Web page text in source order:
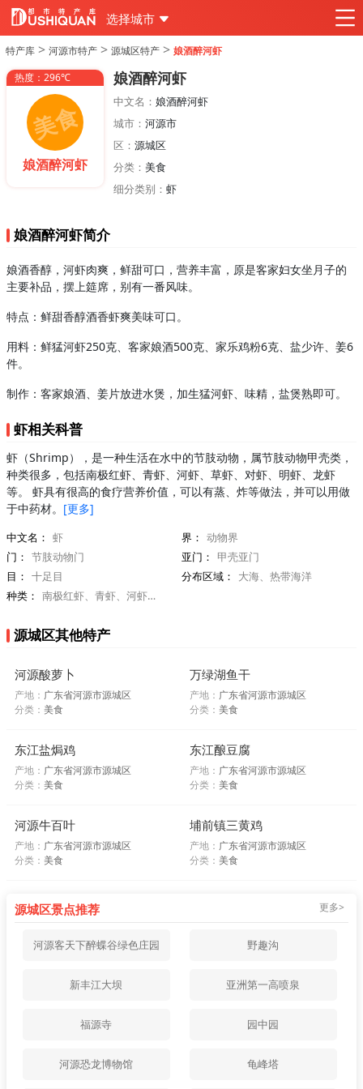
选择城市
特产库 > 河源市特产 > 源城区特产 > 娘酒醉河虾
热度：296℃
娘酒醉河虾
娘酒醉河虾
中文名： 娘酒醉河虾
城市： 河源市
区： 源城区
分类： 美食
细分类别： 虾
娘酒醉河虾简介
娘酒香醇，河虾肉爽，鲜甜可口，营养丰富，原是客家妇女坐月子的
主要补品，摆上筵席，别有一番风味。
特点：鲜甜香醇酒香虾爽美味可口。
用料：鲜猛河虾250克、客家娘酒500克、家乐鸡粉6克、盐少许、姜6
件。
制作：客家娘酒、姜片放进水煲，加生猛河虾、味精，盐煲熟即可。
虾相关科普
虾（Shrimp），是一种生活在水中的节肢动物，属节肢动物甲壳类，
种类很多，包括南极红虾、青虾、河虾、草虾、对虾、明虾、龙虾
等。 虾具有很高的食疗营养价值，可以有蒸、炸等做法，并可以用做
于中药材。 [更多]
中文名： 虾 界： 动物界
门： 节肢动物门 亚门：
甲壳亚门
目： 十足目 分布区域：
大海、热带海洋
种类： 南极红虾、青虾、河虾、对虾
源城区其他特产
河源酸萝卜
产地： 广东省河源市源城区
分类： 美食
万绿湖鱼干
产地： 广东省河源市源城区
分类： 美食
东江盐焗鸡
产地： 广东省河源市源城区
分类： 美食
东江酿豆腐
产地： 广东省河源市源城区
分类： 美食
河源牛百叶
产地： 广东省河源市源城区
分类： 美食
埔前镇三黄鸡
产地： 广东省河源市源城区
分类： 美食
源城区景点推荐 更多>
河源客天下醉蝶谷绿色庄园 野趣沟
新丰江大坝 亚洲第一高喷泉
福源寺 园中园
河源恐龙博物馆 龟峰塔